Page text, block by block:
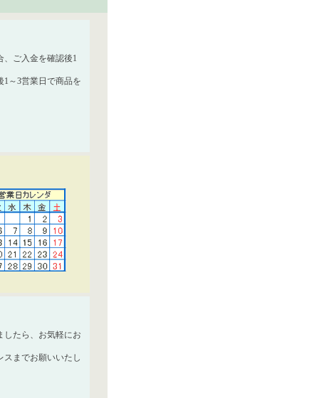
、ご入金を確認後1
～3営業日で商品を
したら、お気軽にお
スまでお願いいたし